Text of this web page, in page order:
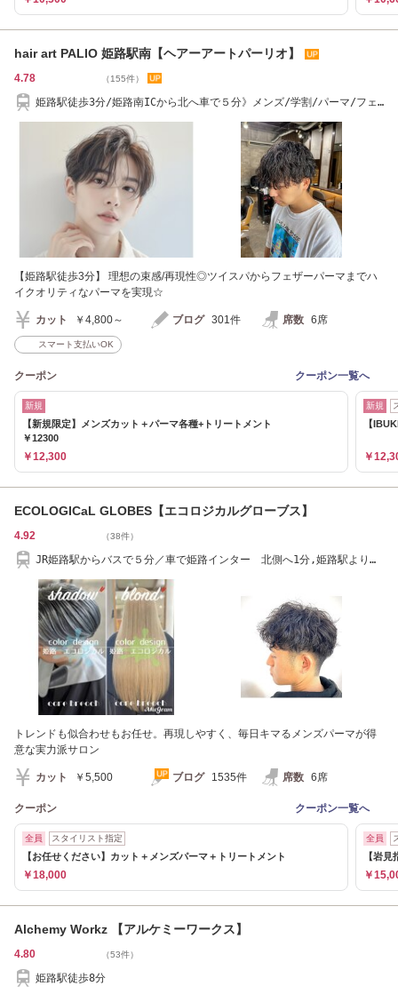
hair art PALIO 姫路駅南【ヘアーアートパーリオ】
4.78 （155件）
姫路駅徒歩3分/姫路南ICから北へ車で５分》メンズ/学割/パーマ/フェ
【姫路駅徒歩3分】 理想の束感/再現性◎ツイスパからフェザーパーマまでハ
イクオリティなパーマを実現☆
カット ￥4,800～ ブログ 301件 席数 6席
スマート支払いOK
クーポン クーポン一覧へ
新規
【新規限定】メンズカット＋パーマ各種+トリートメント
￥12300
￥12,300
新規
【
￥
ECOLOGICaL GLOBES【エコロジカルグローブス】
4.92 （38件）
JR姫路駅からバスで５分／車で姫路インター 北側へ1分,姫路駅より南
トレンドも似合わせもお任せ。再現しやすく、毎日キマるメンズパーマが得
意な実力派サロン
カット ￥5,500 ブログ 1535件 席数 6席
クーポン クーポン一覧へ
全員 スタイリスト指定
【お任せください】カット＋メンズパーマ＋トリートメント
￥18,000
全員
【岩
￥
Alchemy Workz 【アルケミーワークス】
4.80 （53件）
姫路駅徒歩8分